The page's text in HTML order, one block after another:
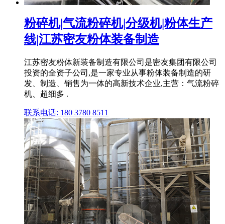
粉碎机|气流粉碎机|分级机|粉体生产
线|江苏密友粉体装备制造
江苏密友粉体新装备制造有限公司是密友集团有限公司
投资的全资子公司,是一家专业从事粉体装备制造的研
发、制造、销售为一体的高新技术企业,主营：气流粉碎
机、超细多 .
联系电话: 180 3780 8511